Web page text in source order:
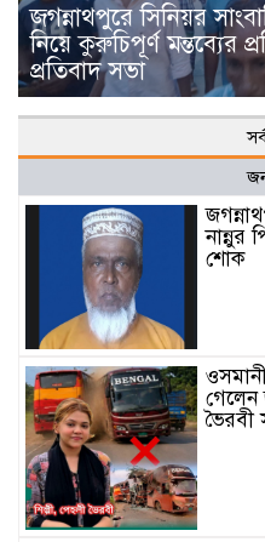
জগন্নাথপুরে সিনিয়র
নিয়ে কুরুচিপূর্ণ মন্তব্যের
প্রতিবাদ সভা
নান্নুর
শোক
গেলেন